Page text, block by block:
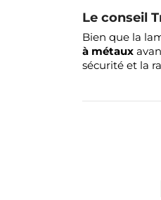
Le conseil
Bien que la
à métaux
sécurité et la